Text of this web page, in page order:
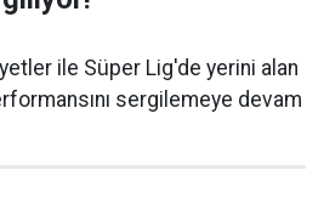
ile Süper Lig'de yerini alan
sergilemeye devam